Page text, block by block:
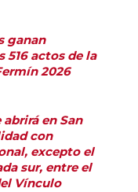
ganan
actos de la
2026
abrirá en San
con
excepto el
sur, entre el
Vínculo